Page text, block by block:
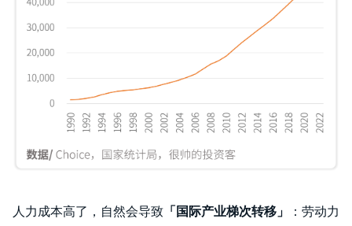
人力成本高了，自然会导致 「国际产业梯次转移」 ： 劳动力